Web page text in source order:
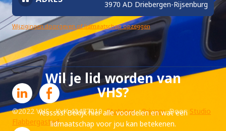
Wil je lid worden van
VHS?
Yesssss! Bekijk hier alle voordelen en wat een
lidmaatschap voor jou kan betekenen.
3970 AD Driebergen-Rijsenburg
Wijzigingen doorgeven of lidmaatschap opzeggen
©2022 VHS KvK 40477010Statuten PrivacyDoor: Studio
Flabbergasted